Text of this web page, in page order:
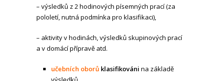
– výsledků z 2 hodinových písemných prací (za
pololetí, nutná podmínka pro klasifikaci),
– aktivity v hodinách, výsledků skupinových prací
a v domácí přípravě atd.
učebních oborů klasifikováni na základě